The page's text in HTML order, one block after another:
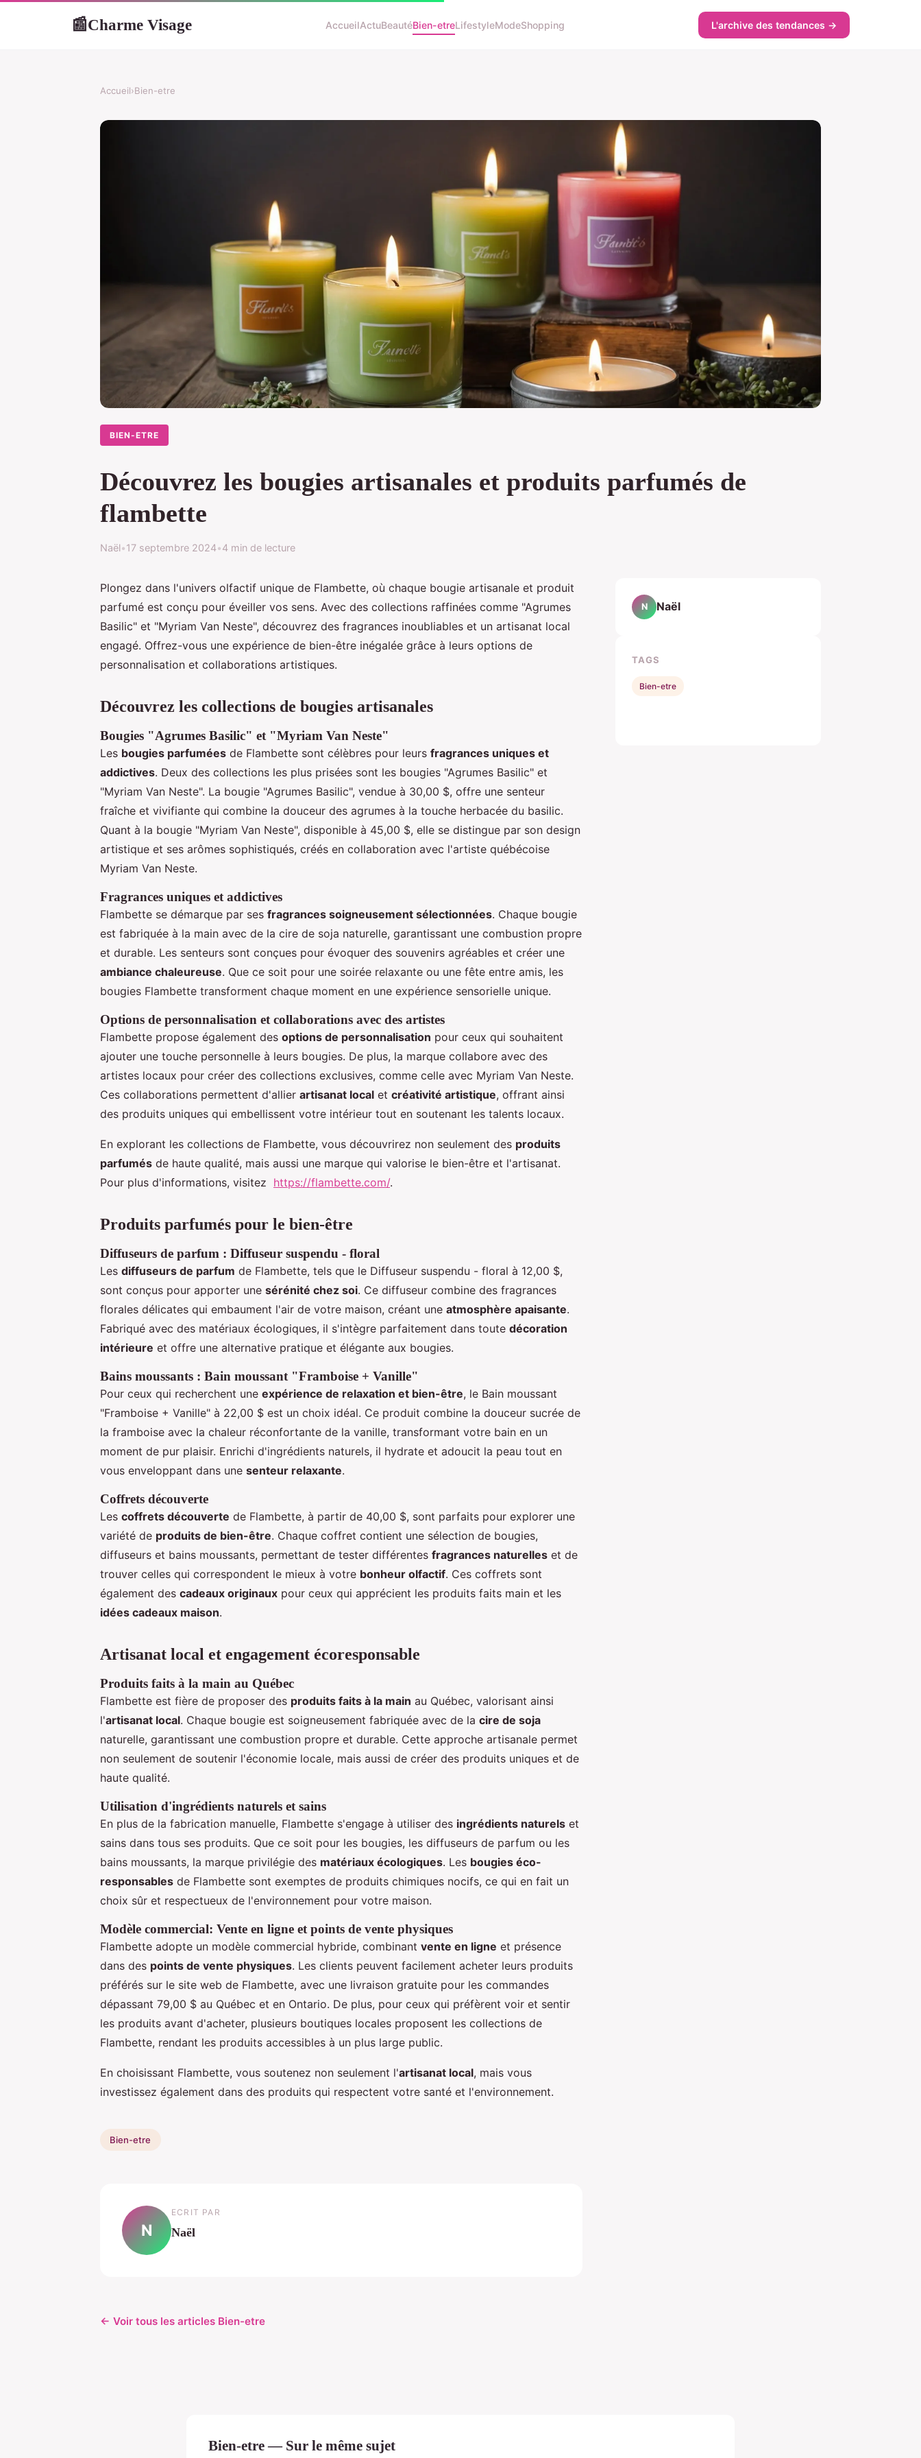
📰Charme Visage AccueilActuBeautéBien-etreLifestyleModeShopping L'archive des tendances →
Accueil›Bien-etre
BIEN-ETRE
Découvrez les bougies artisanales et produits parfumés de
flambette
Naël•17 septembre 2024•4 min de lecture
Plongez dans l'univers olfactif unique de Flambette, où chaque bougie artisanale et produit
parfumé est conçu pour éveiller vos sens. Avec des collections raffinées comme "Agrumes
Basilic" et "Myriam Van Neste", découvrez des fragrances inoubliables et un artisanat local
engagé. Offrez-vous une expérience de bien-être inégalée grâce à leurs options de
personnalisation et collaborations artistiques.
Découvrez les collections de bougies artisanales
Bougies "Agrumes Basilic" et "Myriam Van Neste"
Les bougies parfumées de Flambette sont célèbres pour leurs fragrances uniques et
addictives. Deux des collections les plus prisées sont les bougies "Agrumes Basilic" et
"Myriam Van Neste". La bougie "Agrumes Basilic", vendue à 30,00 $, offre une senteur
fraîche et vivifiante qui combine la douceur des agrumes à la touche herbacée du basilic.
Quant à la bougie "Myriam Van Neste", disponible à 45,00 $, elle se distingue par son design
artistique et ses arômes sophistiqués, créés en collaboration avec l'artiste québécoise
Myriam Van Neste.
Fragrances uniques et addictives
Flambette se démarque par ses fragrances soigneusement sélectionnées. Chaque bougie
est fabriquée à la main avec de la cire de soja naturelle, garantissant une combustion propre
et durable. Les senteurs sont conçues pour évoquer des souvenirs agréables et créer une
ambiance chaleureuse. Que ce soit pour une soirée relaxante ou une fête entre amis, les
bougies Flambette transforment chaque moment en une expérience sensorielle unique.
Options de personnalisation et collaborations avec des artistes
Flambette propose également des options de personnalisation pour ceux qui souhaitent
ajouter une touche personnelle à leurs bougies. De plus, la marque collabore avec des
artistes locaux pour créer des collections exclusives, comme celle avec Myriam Van Neste.
Ces collaborations permettent d'allier artisanat local et créativité artistique, offrant ainsi
des produits uniques qui embellissent votre intérieur tout en soutenant les talents locaux.
En explorant les collections de Flambette, vous découvrirez non seulement des produits
parfumés de haute qualité, mais aussi une marque qui valorise le bien-être et l'artisanat.
Pour plus d'informations, visitez https://flambette.com/.
Produits parfumés pour le bien-être
Diffuseurs de parfum : Diffuseur suspendu - floral
Les diffuseurs de parfum de Flambette, tels que le Diffuseur suspendu - floral à 12,00 $,
sont conçus pour apporter une sérénité chez soi. Ce diffuseur combine des fragrances
florales délicates qui embaument l'air de votre maison, créant une atmosphère apaisante.
Fabriqué avec des matériaux écologiques, il s'intègre parfaitement dans toute décoration
intérieure et offre une alternative pratique et élégante aux bougies.
Bains moussants : Bain moussant "Framboise + Vanille"
Pour ceux qui recherchent une expérience de relaxation et bien-être, le Bain moussant
"Framboise + Vanille" à 22,00 $ est un choix idéal. Ce produit combine la douceur sucrée de
la framboise avec la chaleur réconfortante de la vanille, transformant votre bain en un
moment de pur plaisir. Enrichi d'ingrédients naturels, il hydrate et adoucit la peau tout en
vous enveloppant dans une senteur relaxante.
Coffrets découverte
Les coffrets découverte de Flambette, à partir de 40,00 $, sont parfaits pour explorer une
variété de produits de bien-être. Chaque coffret contient une sélection de bougies,
diffuseurs et bains moussants, permettant de tester différentes fragrances naturelles et de
trouver celles qui correspondent le mieux à votre bonheur olfactif. Ces coffrets sont
également des cadeaux originaux pour ceux qui apprécient les produits faits main et les
idées cadeaux maison.
Artisanat local et engagement écoresponsable
Produits faits à la main au Québec
Flambette est fière de proposer des produits faits à la main au Québec, valorisant ainsi
l'artisanat local. Chaque bougie est soigneusement fabriquée avec de la cire de soja
naturelle, garantissant une combustion propre et durable. Cette approche artisanale permet
non seulement de soutenir l'économie locale, mais aussi de créer des produits uniques et de
haute qualité.
Utilisation d'ingrédients naturels et sains
En plus de la fabrication manuelle, Flambette s'engage à utiliser des ingrédients naturels et
sains dans tous ses produits. Que ce soit pour les bougies, les diffuseurs de parfum ou les
bains moussants, la marque privilégie des matériaux écologiques. Les bougies éco-
responsables de Flambette sont exemptes de produits chimiques nocifs, ce qui en fait un
choix sûr et respectueux de l'environnement pour votre maison.
Modèle commercial: Vente en ligne et points de vente physiques
Flambette adopte un modèle commercial hybride, combinant vente en ligne et présence
dans des points de vente physiques. Les clients peuvent facilement acheter leurs produits
préférés sur le site web de Flambette, avec une livraison gratuite pour les commandes
dépassant 79,00 $ au Québec et en Ontario. De plus, pour ceux qui préfèrent voir et sentir
les produits avant d'acheter, plusieurs boutiques locales proposent les collections de
Flambette, rendant les produits accessibles à un plus large public.
En choisissant Flambette, vous soutenez non seulement l'artisanat local, mais vous
investissez également dans des produits qui respectent votre santé et l'environnement.
Bien-etre
N
ECRIT PAR
Naël
← Voir tous les articles Bien-etre
N Naël
TAGS
Bien-etre
Bien-etre — Sur le même sujet